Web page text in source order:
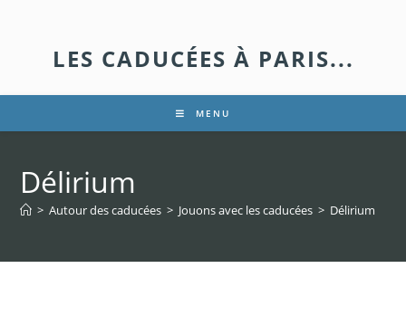
LES CADUCÉES À PARIS...
MENU
Délirium
> Autour des caducées > Jouons avec les caducées > Délirium